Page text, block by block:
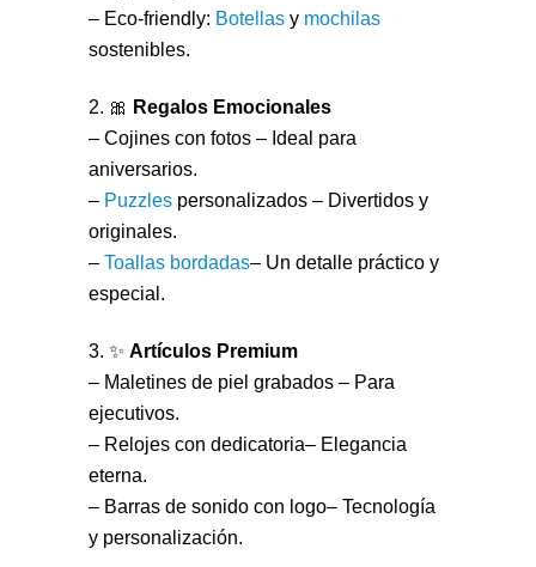
– Eco-friendly: Botellas y mochilas
sostenibles.
2. 🎀 Regalos Emocionales
– Cojines con fotos – Ideal para
aniversarios.
– Puzzles personalizados – Divertidos y
originales.
– Toallas bordadas– Un detalle práctico y
especial.
3. ✨ Artículos Premium
– Maletines de piel grabados – Para
ejecutivos.
– Relojes con dedicatoria– Elegancia
eterna.
– Barras de sonido con logo– Tecnología
y personalización.